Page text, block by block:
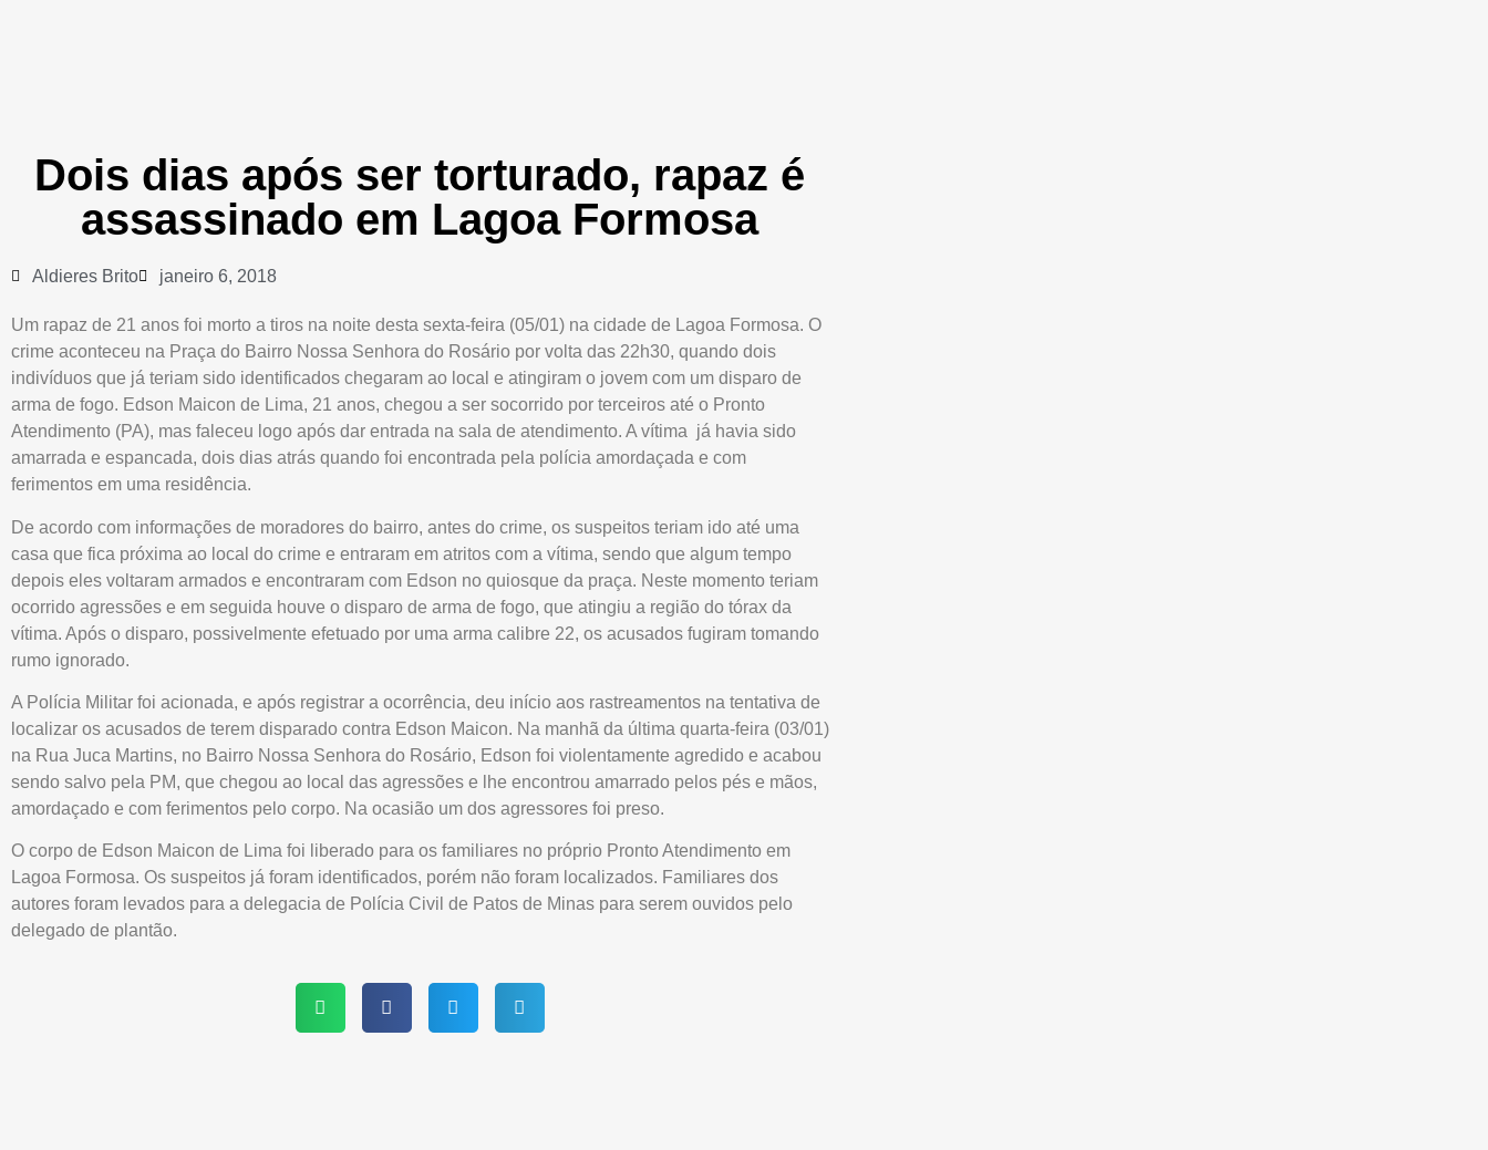
Dois dias após ser torturado, rapaz é
assassinado em Lagoa Formosa
Aldieres Brito janeiro 6, 2018
Um rapaz de 21 anos foi morto a tiros na noite desta sexta-feira (05/01) na cidade de Lagoa Formosa. O
crime aconteceu na Praça do Bairro Nossa Senhora do Rosário por volta das 22h30, quando dois
indivíduos que já teriam sido identificados chegaram ao local e atingiram o jovem com um disparo de
arma de fogo. Edson Maicon de Lima, 21 anos, chegou a ser socorrido por terceiros até o Pronto
Atendimento (PA), mas faleceu logo após dar entrada na sala de atendimento. A vítima já havia sido
amarrada e espancada, dois dias atrás quando foi encontrada pela polícia amordaçada e com
ferimentos em uma residência.
De acordo com informações de moradores do bairro, antes do crime, os suspeitos teriam ido até uma
casa que fica próxima ao local do crime e entraram em atritos com a vítima, sendo que algum tempo
depois eles voltaram armados e encontraram com Edson no quiosque da praça. Neste momento teriam
ocorrido agressões e em seguida houve o disparo de arma de fogo, que atingiu a região do tórax da
vítima. Após o disparo, possivelmente efetuado por uma arma calibre 22, os acusados fugiram tomando
rumo ignorado.
A Polícia Militar foi acionada, e após registrar a ocorrência, deu início aos rastreamentos na tentativa de
localizar os acusados de terem disparado contra Edson Maicon. Na manhã da última quarta-feira (03/01)
na Rua Juca Martins, no Bairro Nossa Senhora do Rosário, Edson foi violentamente agredido e acabou
sendo salvo pela PM, que chegou ao local das agressões e lhe encontrou amarrado pelos pés e mãos,
amordaçado e com ferimentos pelo corpo. Na ocasião um dos agressores foi preso.
O corpo de Edson Maicon de Lima foi liberado para os familiares no próprio Pronto Atendimento em
Lagoa Formosa. Os suspeitos já foram identificados, porém não foram localizados. Familiares dos
autores foram levados para a delegacia de Polícia Civil de Patos de Minas para serem ouvidos pelo
delegado de plantão.